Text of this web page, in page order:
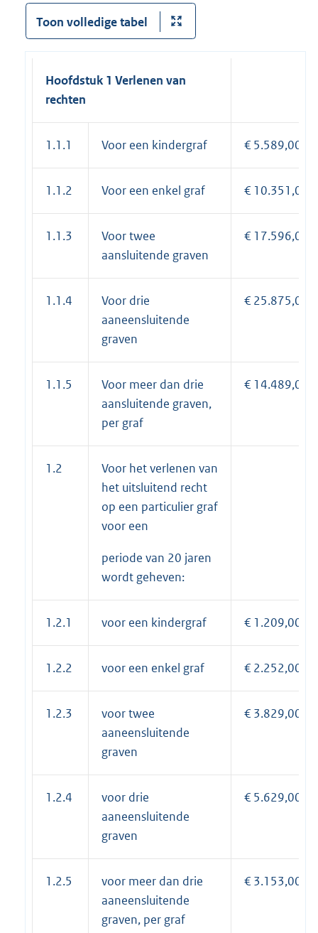
Toon volledige tabel
Hoofdstuk 1 Verlenen van
rechten
1.1.1 Voor een kindergraf € 5.589,00
1.1.2 Voor een enkel graf € 10.351,00
1.1.3
Voor twee
aansluitende graven
€ 17.596,00
1.1.4
Voor drie
aaneensluitende
graven
€ 25.875,00
1.1.5
Voor meer dan drie
aansluitende graven,
per graf
€ 14.489,00
1.2
Voor het verlenen van
het uitsluitend recht
op een particulier graf
voor een
periode van 20 jaren
wordt geheven:
1.2.1 voor een kindergraf € 1.209,00
1.2.2 voor een enkel graf € 2.252,00
1.2.3
voor twee
aaneensluitende
graven
€ 3.829,00
1.2.4
voor drie
aaneensluitende
graven
€ 5.629,00
1.2.5
voor meer dan drie
aaneensluitende
graven, per graf
€ 3.153,00